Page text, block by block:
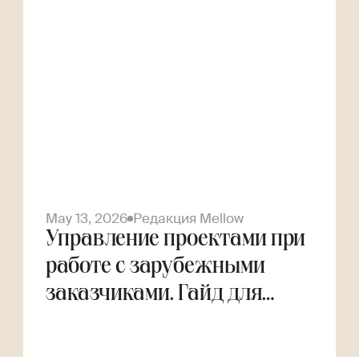
May 13, 2026 Редакция Mellow
Управление проектами при
работе с зарубежными
заказчиками. Гайд для